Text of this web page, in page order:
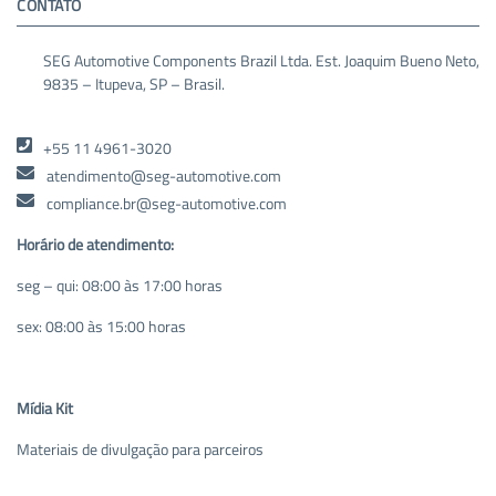
CONTATO
SEG Automotive Components Brazil Ltda. Est. Joaquim Bueno Neto,
9835 – Itupeva, SP – Brasil.
+55 11 4961-3020
atendimento@seg-automotive.com
compliance.br@seg-automotive.com
Horário de atendimento:
seg – qui: 08:00 às 17:00 horas
sex: 08:00 às 15:00 horas
Mídia Kit
Materiais de divulgação para parceiros